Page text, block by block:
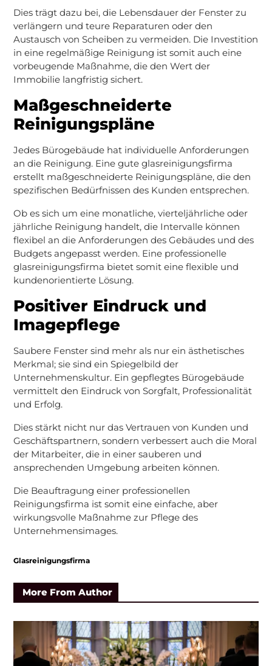
Dies trägt dazu bei, die Lebensdauer der Fenster zu
verlängern und teure Reparaturen oder den
Austausch von Scheiben zu vermeiden. Die Investition
in eine regelmäßige Reinigung ist somit auch eine
vorbeugende Maßnahme, die den Wert der
Immobilie langfristig sichert.
Maßgeschneiderte
Reinigungspläne
Jedes Bürogebäude hat individuelle Anforderungen
an die Reinigung. Eine gute glasreinigungsfirma
erstellt maßgeschneiderte Reinigungspläne, die den
spezifischen Bedürfnissen des Kunden entsprechen.
Ob es sich um eine monatliche, vierteljährliche oder
jährliche Reinigung handelt, die Intervalle können
flexibel an die Anforderungen des Gebäudes und des
Budgets angepasst werden. Eine professionelle
glasreinigungsfirma bietet somit eine flexible und
kundenorientierte Lösung.
Positiver Eindruck und
Imagepflege
Saubere Fenster sind mehr als nur ein ästhetisches
Merkmal; sie sind ein Spiegelbild der
Unternehmenskultur. Ein gepflegtes Bürogebäude
vermittelt den Eindruck von Sorgfalt, Professionalität
und Erfolg.
Dies stärkt nicht nur das Vertrauen von Kunden und
Geschäftspartnern, sondern verbessert auch die Moral
der Mitarbeiter, die in einer sauberen und
ansprechenden Umgebung arbeiten können.
Die Beauftragung einer professionellen
Reinigungsfirma ist somit eine einfache, aber
wirkungsvolle Maßnahme zur Pflege des
Unternehmensimages.
Glasreinigungsfirma
More From Author